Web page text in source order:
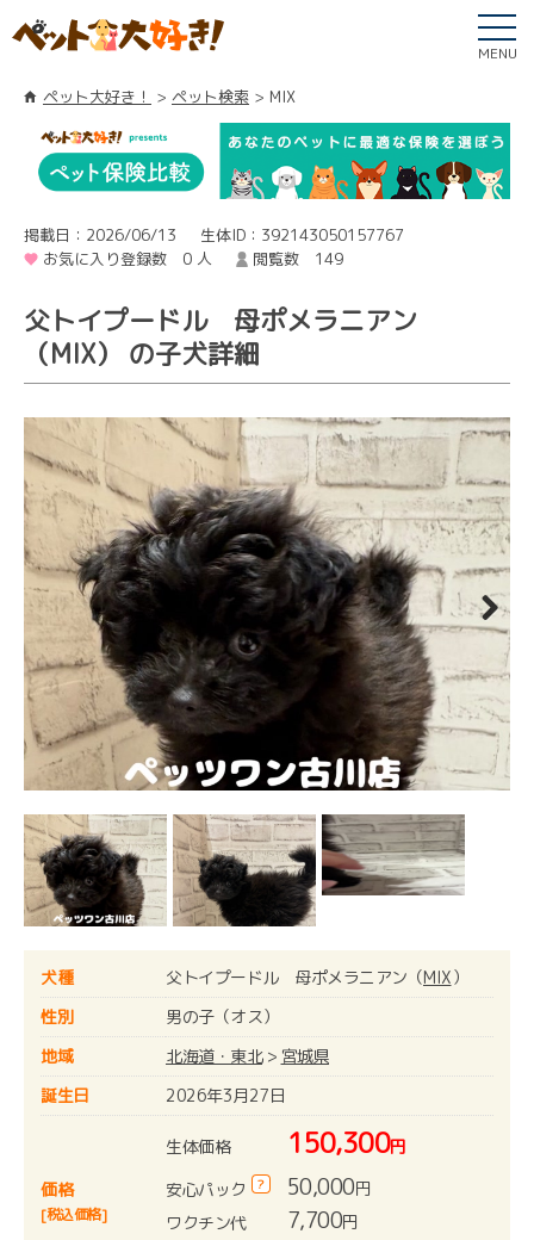
MENU
ペット大好き！ ペット検索 MIX
掲載日：2026/06/13
生体ID：392143050157767
お気に入り登録数 0 人
閲覧数 149
父トイプードル 母ポメラニアン
（MIX） の子犬詳細
犬種 父トイプードル 母ポメラニアン（MIX）
性別
男の子（オス）
地域
北海道・東北> 宮城県
誕生日
2026年3月27日
価格
[税込価格]
生体価格 150,300円
安心パック
? 50,000円
ワクチン代
7,700円